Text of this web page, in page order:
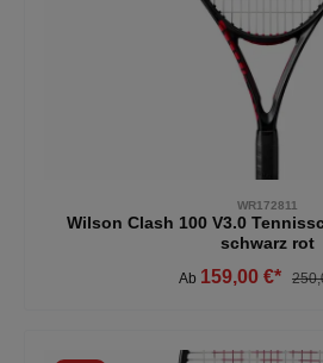
WR172811
Wilson Clash 100 V3.0
schwarz rot
Ab 159,00 €*